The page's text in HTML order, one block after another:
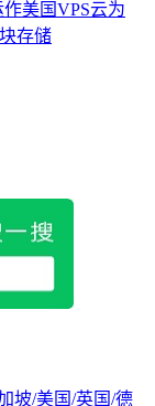
美国VPS云为
存储
坡/美国/英国/德